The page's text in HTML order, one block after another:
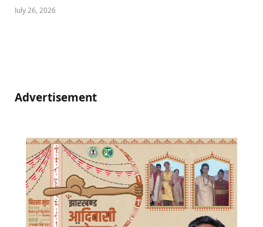
July 26, 2026
Advertisement